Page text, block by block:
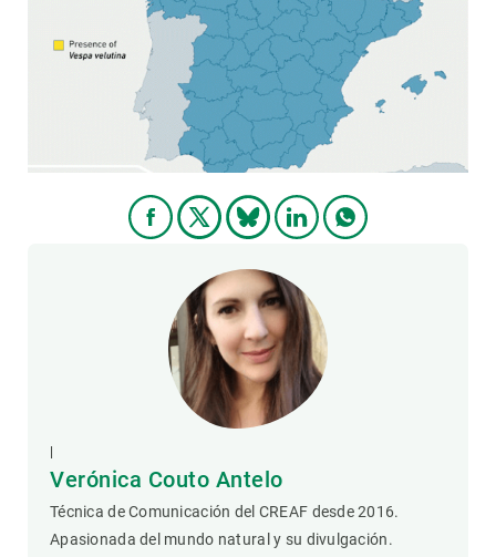
Verónica Couto Antelo
Técnica de Comunicación del CREAF desde 2016.
Apasionada del mundo natural y su divulgación.
PARTICIPA
NOTICIAS Y AGENDA